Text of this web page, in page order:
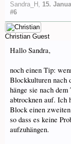
Sandra_H , 15.
#6
Christian Guest
Hallo Sandra,
noch einen Tip:
Blockkulturen nach
hänge sie nach
abtrocknen auf. Ich
Block einen
so dass es keine
aufzuhängen.